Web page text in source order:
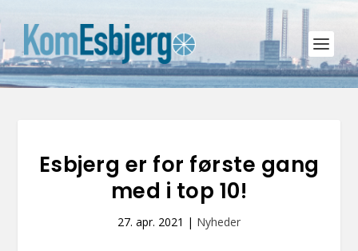
Esbjerg er for første gang
med i top 10!
27. apr. 2021 | Nyheder